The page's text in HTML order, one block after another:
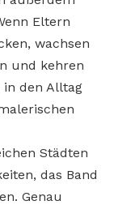
Eltern
wachsen
und kehren
den Alltag
Städten
das Band
Genau